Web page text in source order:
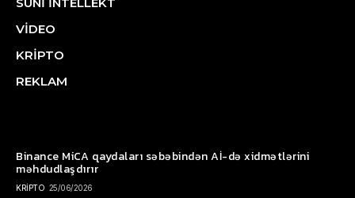
VİDEO
KRİPTO
REKLAM
Binance MiCA qaydaları səbəbindən Aİ-də xidmətlərini
məhdudlaşdırır
KRİPTO 25/06/2026